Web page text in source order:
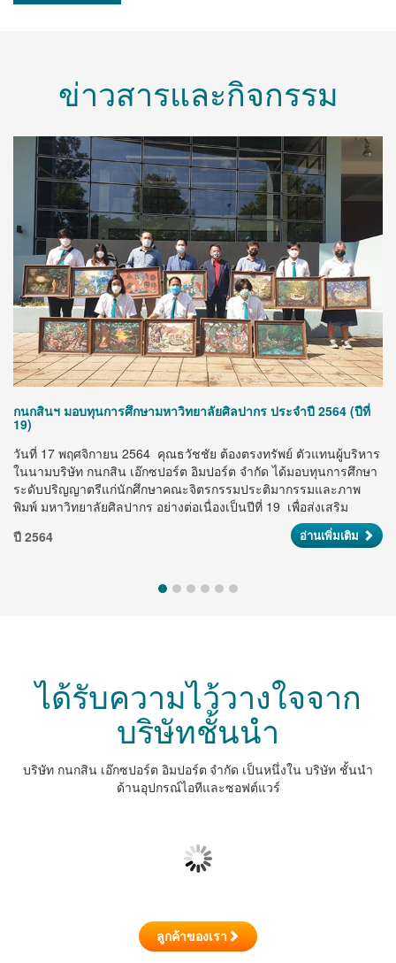
ข่าวสารและกิจกรรม
กนกสินฯ มอบทุนการศึกษามหาวิทยาลัยศิลปากร ประจำปี 2564 (ปีที่
19)
วันที่ 17 พฤศจิกายน 2564 คุณธวัชชัย ต้องตรงทรัพย์ ตัวแทนผู้บริหาร
ในนามบริษัท กนกสิน เอ๊กซปอร์ต อิมปอร์ต จำกัด ได้มอบทุนการศึกษา
ระดับปริญญาตรีแก่นักศึกษาคณะจิตรกรรมประติมากรรมและภาพ
พิมพ์ มหาวิทยาลัยศิลปากร อย่างต่อเนื่องเป็นปีที่ 19 เพื่อส่งเสริม
สนับสนุนผลงานของศิลปินรุ่นเยาว์ให้ได้เติบโตเป็นศิลปิน และนัก
สร้างสรรค์ที่มีศักยภาพในวงการศิลปินต่อไป จำนวน 12 ทุน มูลค่าทุน
ปี 2564 อ่านเพิ่มเติม
ได้รับความไว้วางใจจาก
บริษัทชั้นนำ
บริษัท กนกสิน เอ๊กซปอร์ต อิมปอร์ต จำกัด เป็นหนึ่งใน บริษัท ชั้นนำ
ด้านอุปกรณ์ไอทีและซอฟต์แวร์
ลูกค้าของเรา